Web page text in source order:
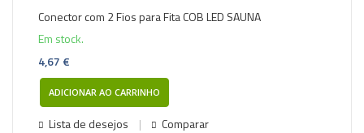
Conector com 2 Fios para Fita COB LED SAUNA
Em stock.
4,67 €
ADICIONAR AO CARRINHO
Lista de desejos Comparar